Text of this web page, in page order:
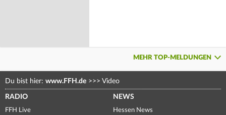
MEHR TOP-MELDUNGEN
Du bist hier: www.FFH.de >>> Video
RADIO
FFH Live
NEWS
Hessen News